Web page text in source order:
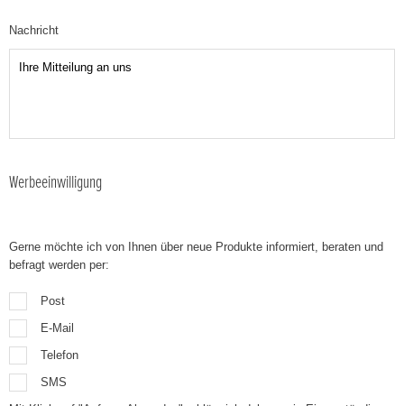
Nachricht
Werbeeinwilligung
Gerne möchte ich von Ihnen über neue Produkte informiert, beraten und
befragt werden per:
Post
E-Mail
Telefon
SMS